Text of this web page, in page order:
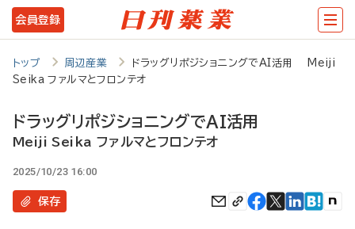
メ
イ
テ
ツ
に
会員登録
トップ 周辺産業
ドラッグリポジショニングでAI活用 Meiji
Seika ファルマとフロンテオ
ドラッグリポジショニングでAI活用
Meiji Seika ファルマとフロンテオ
2025/10/23 16:00
保存